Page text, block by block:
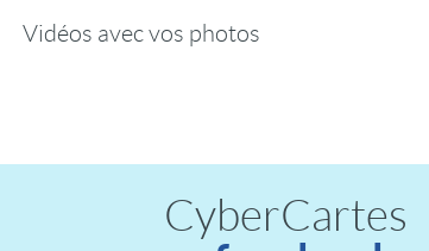
Vidéos avec vos photos
CyberCartes